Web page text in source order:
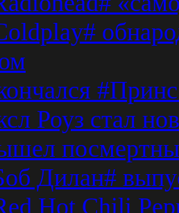
Роуз стал
Дилан#
Hot Chili